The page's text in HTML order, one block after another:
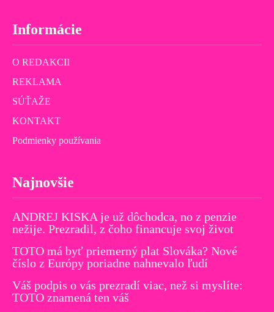
Informácie
O REDAKCII
REKLAMA
SÚŤAŽE
KONTAKT
Podmienky používania
Najnovšie
ANDREJ KISKA je už dôchodca, no z penzie
nežije. Prezradil, z čoho financuje svoj život
TOTO má byť priemerný plat Slováka? Nové
číslo z Európy poriadne nahnevalo ľudí
Váš podpis o vás prezradí viac, než si myslíte:
TOTO znamená ten váš